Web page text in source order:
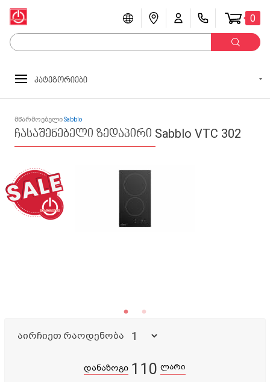
0
კატეგორიები
მწარმოებელიSabblo
ჩასაშენებელი ზედაპირი Sabblo VTC 302
აირჩიეთ რაოდენობა
დანაზოგი 110 ლარი